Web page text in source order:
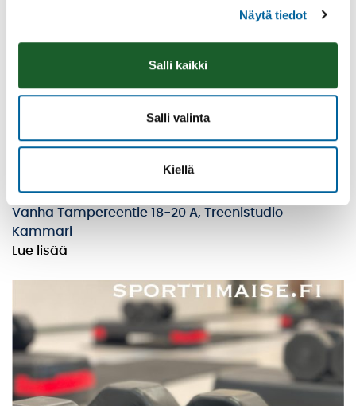
Näytä tiedot
Salli kaikki
Salli valinta
Kiellä
Lavis, lavatanssijumppa
18.08.2026 18:30-19:30
Vanha Tampereentie 18-20 A, Treenistudio
Kammari
Lue lisää